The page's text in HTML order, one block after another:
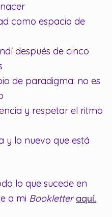
como espacio de
después de cinco
de paradigma: no es
y respetar el ritmo
y lo nuevo que está
lo que sucede en
a mi Bookletter aquí.